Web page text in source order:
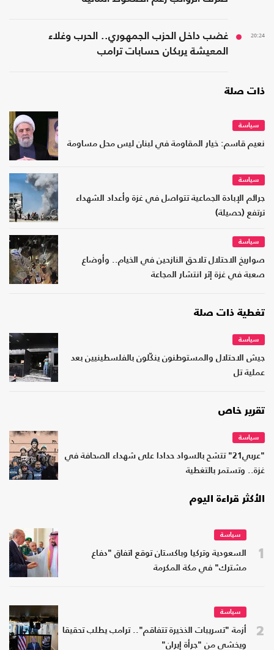
20:24
غضب داخل الحزب الجمهوري.. الحرب وغلاء
المعيشة يربكان حسابات ترامب
ذات صلة
سياسة
نعيم قاسم: خيار المقاومة في لبنان ليس محل مساومة
سياسة
جرائم الإبادة الجماعية تتواصل في غزة وأعداد الشهداء
ترتفع (حصيلة)
سياسة
صواريخ الاحتلال تلاحق النازحين في الخيام.. وأوضاع
صعبة في غزة إثر انتشار المجاعة
تغطية ذات صلة
سياسة
جيش الاحتلال والمستوطنون ينكّلون بالفلسطينيين بعد
عملية تل
تقرير خاص
سياسة
"عربي21" تتشح بالسواد حدادا على شهداء الصحافة في
غزة.. وتستمر بالتغطية
الأكثر قراءة اليوم
1
سياسة
السعودية وتركيا وباكستان توقع اتفاق "دفاع
مشترك" في مكة المكرمة
2
سياسة
أزمة "تسريبات الذخيرة تتفاقم".. ترامب يطلب تحقيقا
ويخشى من "جرأة إيران"